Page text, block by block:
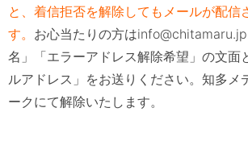
と、着信拒否を解除してもメールが配信
す。 お心当たりの方は
名」「エラーアドレス解除希望」の文面
ルアドレス」をお送りください。知多メ
ークにて解除いたします。